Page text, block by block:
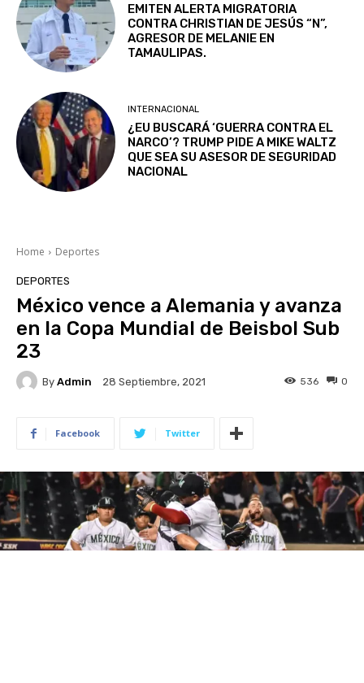
EMITEN ALERTA MIGRATORIA
CONTRA CHRISTIAN DE JESÚS “N”,
AGRESOR DE MELANIE EN
TAMAULIPAS.
INTERNACIONAL
¿EU BUSCARÁ ‘GUERRA CONTRA EL
NARCO’? TRUMP PIDE A MIKE WALTZ
QUE SEA SU ASESOR DE SEGURIDAD
NACIONAL